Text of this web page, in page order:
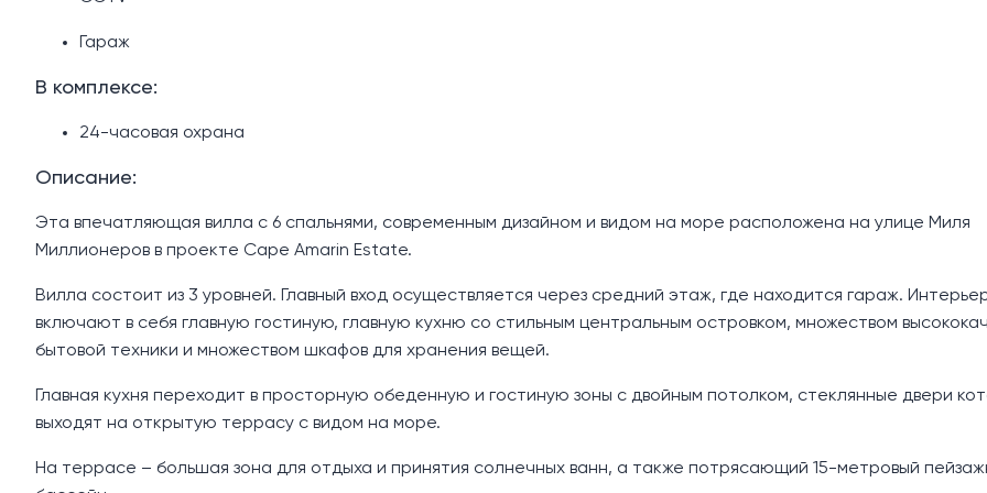
Гараж
В комплексе:
24-часовая охрана
Описание:
Эта впечатляющая вилла с 6 спальнями, современным дизайном и видом на море расположена на улице Миля
Миллионеров в проекте Cape Amarin Estate.
Вилла состоит из 3 уровней. Главный вход осуществляется через средний этаж, где находится гараж.
включают в себя главную гостиную, главную кухню со стильным центральным островком, множеством
бытовой техники и множеством шкафов для хранения вещей.
Главная кухня переходит в просторную обеденную и гостиную зоны с двойным потолком, стеклянные двери
выходят на открытую террасу с видом на море.
На террасе – большая зона для отдыха и принятия солнечных ванн, а также потрясающий 15-метровый